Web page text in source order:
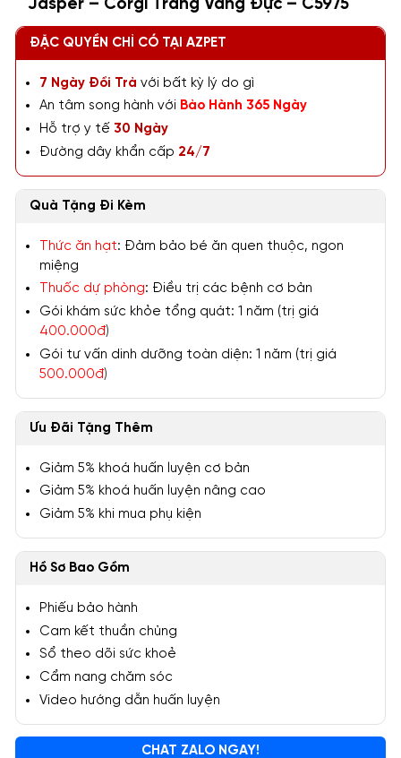
Jasper – Corgi Trắng Vàng Đực – C5975
ĐẶC QUYỀN CHỈ CÓ TẠI AZPET
7 Ngày Đổi Trả với bất kỳ lý do gì
An tâm song hành với Bảo Hành 365 Ngày
Hỗ trợ y tế 30 Ngày
Đường dây khẩn cấp 24/7
Quà Tặng Đi Kèm
Thức ăn hạt: Đảm bảo bé ăn quen thuộc, ngon
miệng
Thuốc dự phòng: Điều trị các bệnh cơ bản
Gói khám sức khỏe tổng quát: 1 năm (trị giá
400.000đ)
Gói tư vấn dinh dưỡng toàn diện: 1 năm (trị giá
500.000đ)
Ưu Đãi Tặng Thêm
Giảm 5% khoá huấn luyện cơ bản
Giảm 5% khoá huấn luyện nâng cao
Giảm 5% khi mua phụ kiện
Hồ Sơ Bao Gồm
Phiếu bảo hành
Cam kết thuần chủng
Sổ theo dõi sức khoẻ
Cẩm nang chăm sóc
Video hướng dẫn huấn luyện
CHAT ZALO NGAY!